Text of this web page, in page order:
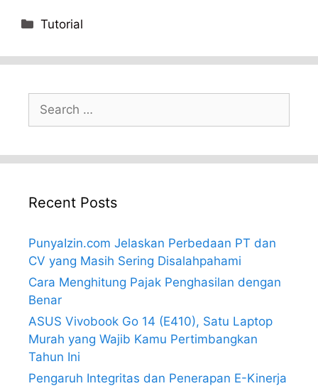
Categories
Tutorial
for:
Recent Posts
PunyaIzin.com Jelaskan Perbedaan PT dan
CV yang Masih Sering Disalahpahami
Cara Menghitung Pajak Penghasilan dengan
Benar
ASUS Vivobook Go 14 (E410), Satu Laptop
Murah yang Wajib Kamu Pertimbangkan
Tahun Ini
Pengaruh Integritas dan Penerapan E-Kinerja